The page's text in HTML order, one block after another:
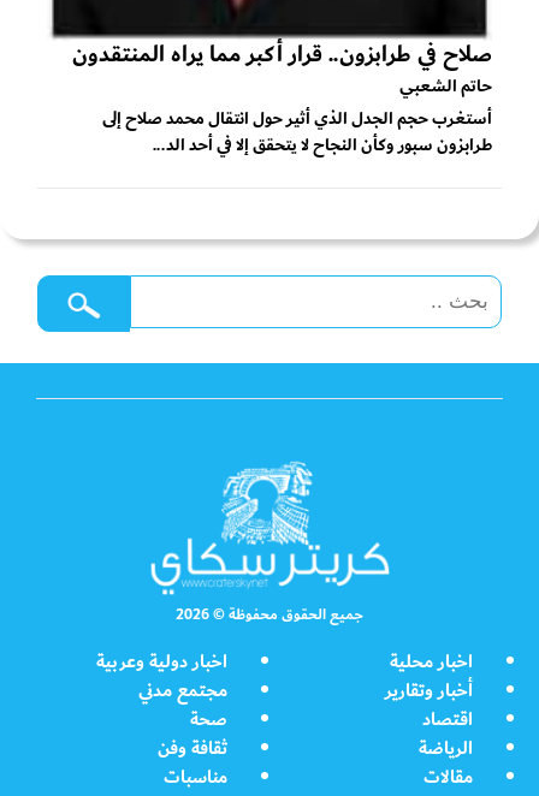
صلاح في طرابزون.. قرار أكبر مما يراه المنتقدون
حاتم الشعبي
أستغرب حجم الجدل الذي أثير حول انتقال محمد صلاح إلى
طرابزون سبور وكأن النجاح لا يتحقق إلا في أحد الد...
جميع الحقوق محفوظة © 2026
اخبار محلية
اخبار دولية وعربية
أخبار وتقارير
مجتمع مدني
اقتصاد
صحة
الرياضة
ثقافة وفن
مقالات
مناسبات